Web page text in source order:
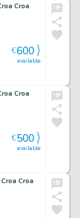
Croa
available
€600
Croa
available
€500
Croa